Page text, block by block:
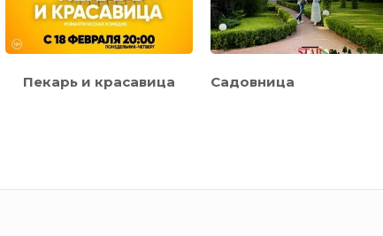
Пекарь и красавица Садовница